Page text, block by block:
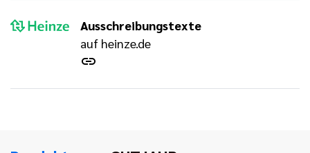
Ausschreibungstexte
auf heinze.de